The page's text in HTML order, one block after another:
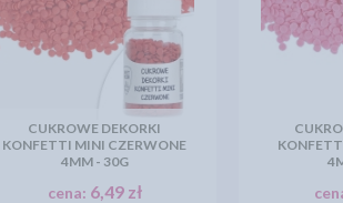
CUKROWE DEKORKI
KONFETTI MINI CZERWONE
4MM - 30G
cena: 6,49 zł